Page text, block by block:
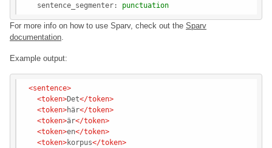
sentence_segmenter:
punctuation
For more info on how to use Sparv, check out the Sparv
documentation.
Example output:
<sentence>
<token>Det</token>
<token>här</token>
<token>är</token>
<token>en</token>
<token>korpus</token>